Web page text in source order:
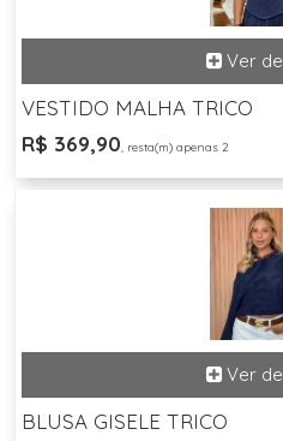
VESTIDO MALHA TRICO
R$ 369,90, resta(m) apenas 2
BLUSA GISELE TRICO